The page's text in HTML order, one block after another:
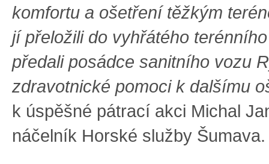
komfortu a ošetření těžkým
jí přeložili do vyhřátého
předali posádce sanitního vozu
zdravotnické pomoci k dalšímu
k úspěšné pátrací akci Michal
náčelník Horské služby Šumava.